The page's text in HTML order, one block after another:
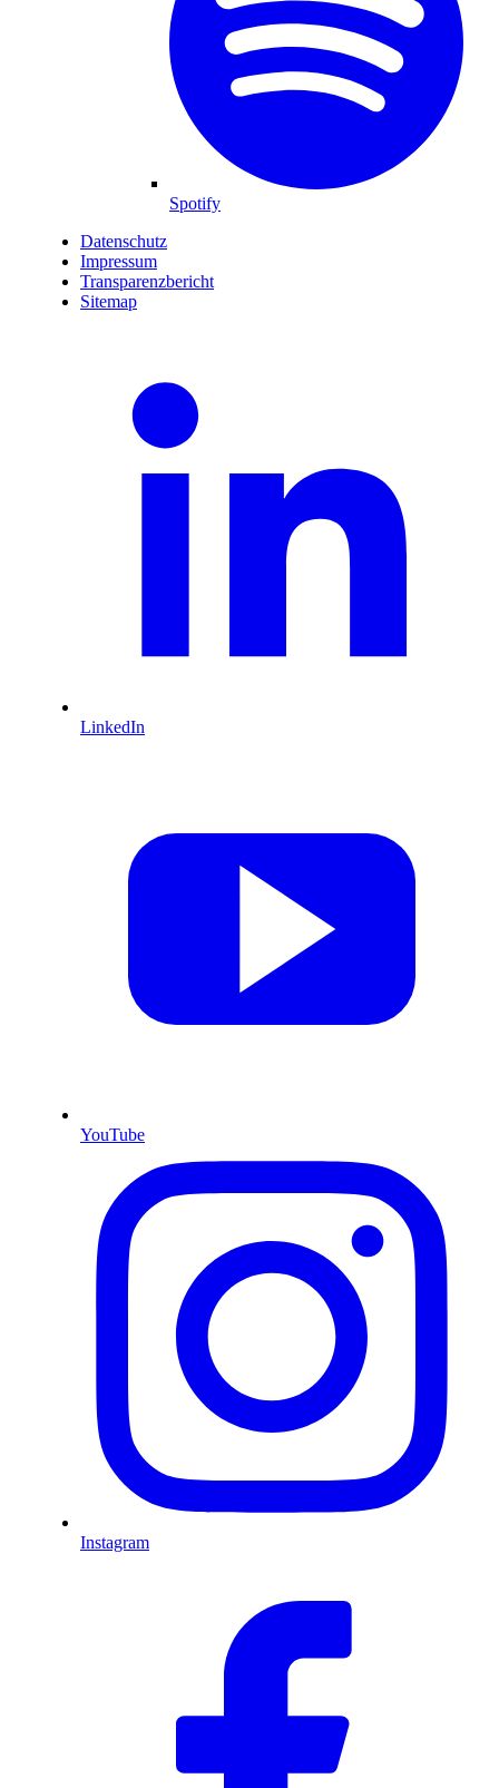
Spotify
Datenschutz
Impressum
Transparenzbericht
Sitemap
LinkedIn
YouTube
Instagram